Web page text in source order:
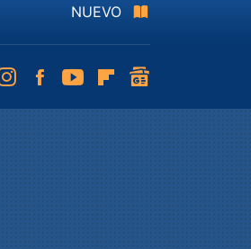
NUEVO
InstagramFacebookYoutubeFlipboard